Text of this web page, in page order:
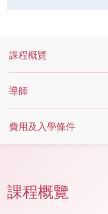
課程概覽
導師
費用及入學條件
課程概覽